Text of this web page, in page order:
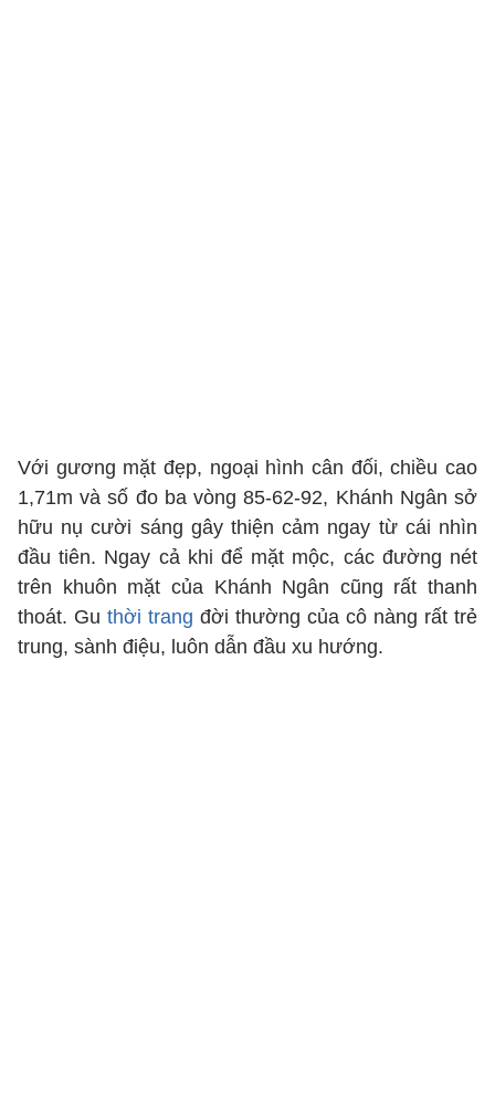
Với gương mặt đẹp, ngoại hình cân đối, chiều cao
1,71m và số đo ba vòng 85-62-92, Khánh Ngân sở
hữu nụ cười sáng gây thiện cảm ngay từ cái nhìn
đầu tiên. Ngay cả khi để mặt mộc, các đường nét
trên khuôn mặt của Khánh Ngân cũng rất thanh
thoát. Gu thời trang đời thường của cô nàng rất trẻ
trung, sành điệu, luôn dẫn đầu xu hướng.